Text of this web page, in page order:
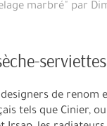
marbré" par
de renom
tels que Cinier,